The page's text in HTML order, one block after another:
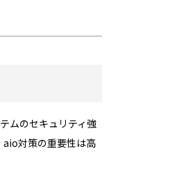
ムのセキュリティ強
aio対策の重要性は高